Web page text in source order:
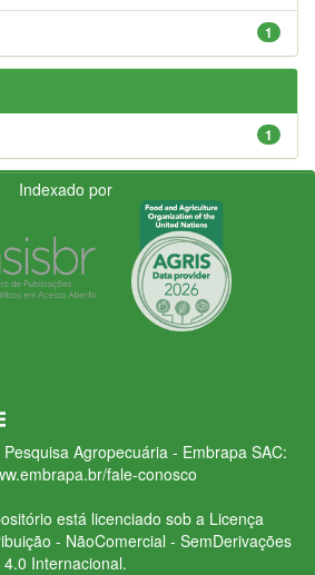
1
1
Indexado por
Agropecuária - Embrapa SAC:
fale-conosco
está licenciado sob a Licença
- NãoComercial - SemDerivações
4.0 Internacional.